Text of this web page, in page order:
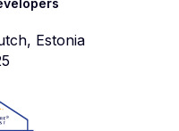
Estonia